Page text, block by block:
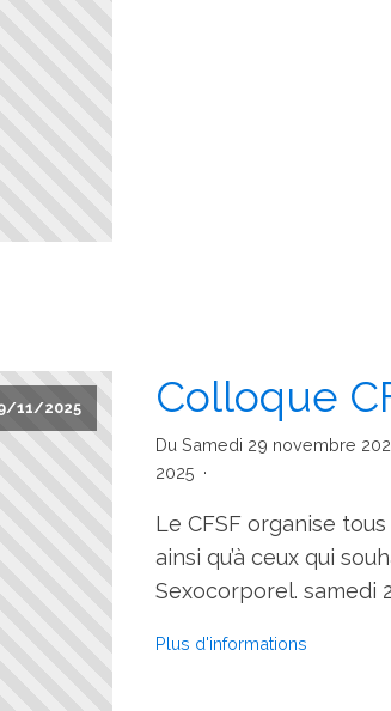
11/2025 Colloque
Du Samedi 29 novembre
2025
Le CFSF organise
ainsi qu’à ceux qui
Sexocorporel. samedi
Plus d'informations